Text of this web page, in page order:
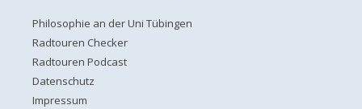
Philosophie an der Uni Tübingen
Radtouren Checker
Radtouren Podcast
Datenschutz
Impressum